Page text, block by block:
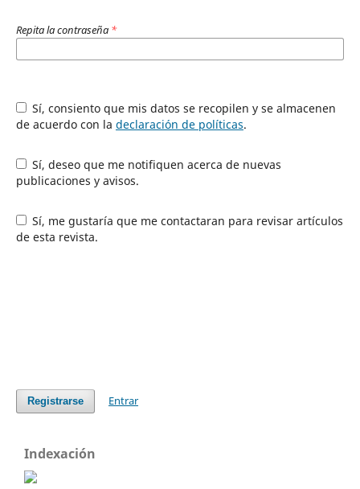
Repita la contraseña *
Sí, consiento que mis datos se recopilen y se almacenen
de acuerdo con la declaración de políticas.
Sí, deseo que me notifiquen acerca de nuevas
publicaciones y avisos.
Sí, me gustaría que me contactaran para revisar artículos
de esta revista.
Registrarse Entrar
Indexación